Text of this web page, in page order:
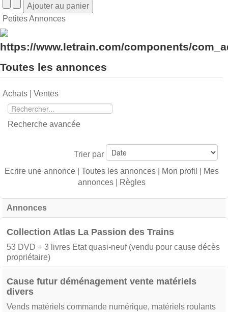
Petites Annonces
Toutes les annonces
Achats Ventes
Recherche avancée
Trier par
Ecrire une annonce| Toutes les annonces| Mon profil
Mes
annonces| Règles
Annonces
Collection Atlas La Passion des Trains
53 DVD + 3 livres Etat quasi-neuf (vendu pour cause décès
propriétaire)
Cause futur déménagement vente matériels
divers
Vends matériels commande numérique, matériels roulants